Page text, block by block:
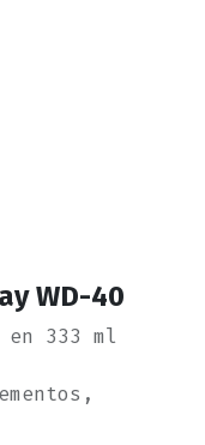
WD-40
333 ml